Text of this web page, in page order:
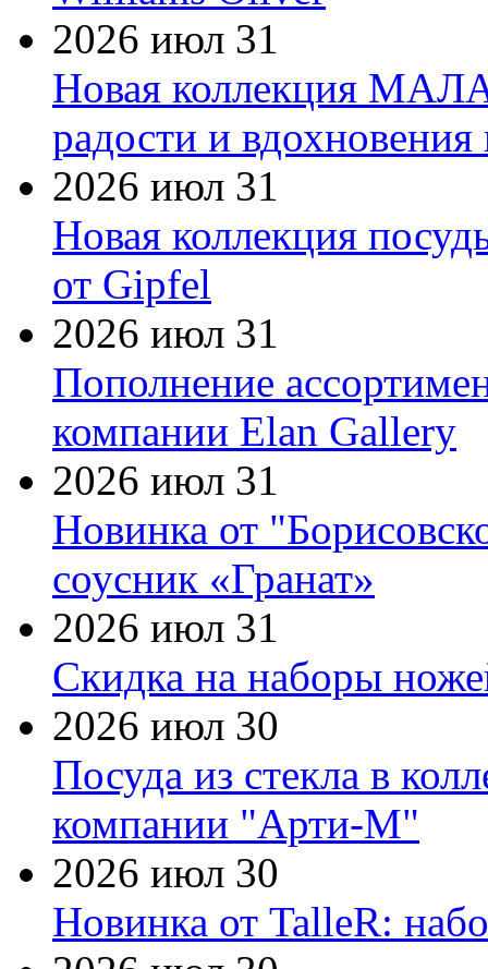
2026 июл 31
Новая коллекция
радости и
2026 июл 31
Новая коллекция
от Gipfel
2026 июл 31
Пополнение
компании Elan Gallery
2026 июл 31
Новинка от
соусник «Гранат»
2026 июл 31
Скидка на наборы
2026 июл 30
Посуда из стекла в
компании "Арти-М"
2026 июл 30
Новинка от TalleR: